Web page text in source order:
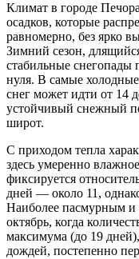
Климат в городе Печора
осадков, которые
равномерно, без ярко
Зимний сезон,
стабильные снегопады
нуля. В самые
снег может идти от 14
устойчивый снежный
широт.
С приходом тепла
здесь умеренно
фиксируется
дней — около 11,
Наиболее пасмурным
октябрь, когда
максимума (до 19
дождей, постепенно